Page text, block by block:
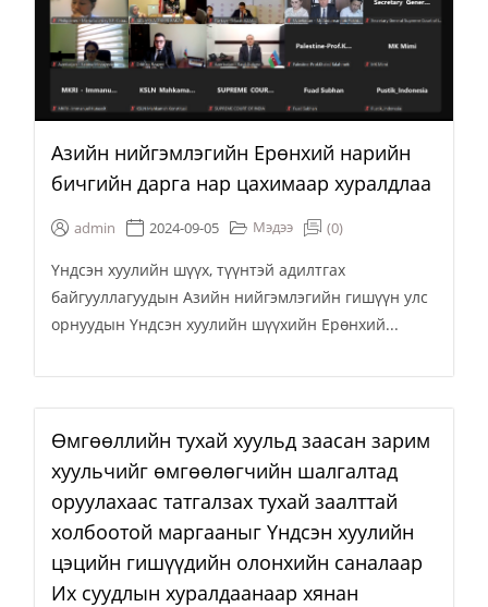
Азийн нийгэмлэгийн Ерөнхий нарийн
бичгийн дарга нар цахимаар хуралдлаа
admin 2024-09-05 Мэдээ (0)
Үндсэн хуулийн шүүх, түүнтэй адилтгах
байгууллагуудын Азийн нийгэмлэгийн гишүүн улс
орнуудын Үндсэн хуулийн шүүхийн Ерөнхий...
Өмгөөллийн тухай хуульд заасан зарим
хуульчийг өмгөөлөгчийн шалгалтад
оруулахаас татгалзах тухай заалттай
холбоотой маргааныг Үндсэн хуулийн
цэцийн гишүүдийн олонхийн саналаар
Их суудлын хуралдаанаар хянан